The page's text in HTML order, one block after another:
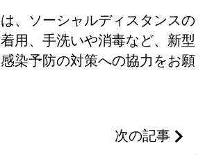
、ソーシャルディスタンスの
用、手洗いや消毒など、新型
染予防の対策への協力をお願
次の記事